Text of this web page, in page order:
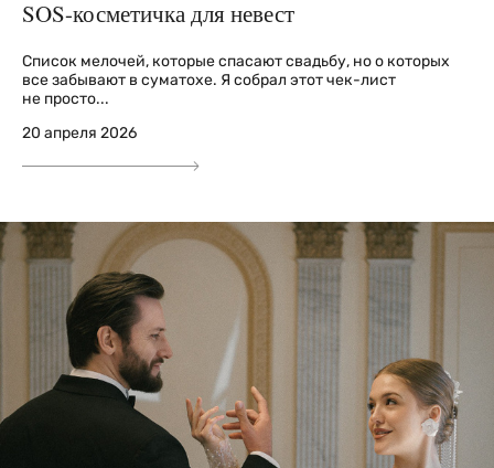
SOS-косметичка для невест
Список мелочей, которые спасают свадьбу, но о которых
все забывают в суматохе. Я собрал этот чек-лист
не просто...
20 апреля 2026